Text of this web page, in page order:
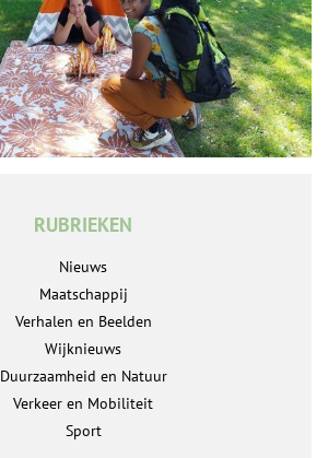
RUBRIEKEN
Nieuws
Maatschappij
Verhalen en Beelden
Wijknieuws
Duurzaamheid en Natuur
Verkeer en Mobiliteit
Sport